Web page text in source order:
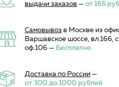
выдачи заказов — от 165
Самовывоз в Москве из
Варшавское шоссе, вл.166,
оф.106 — Бесплатно
Доставка по России —
от 300 до 1000 рублей